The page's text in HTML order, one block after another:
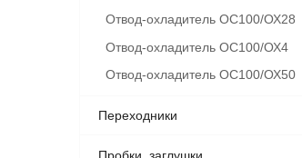
Отвод-охладитель ОС100/ОХ28
Отвод-охладитель ОС100/ОХ4
Отвод-охладитель ОС100/ОХ50
Переходники
Пробки, заглушки